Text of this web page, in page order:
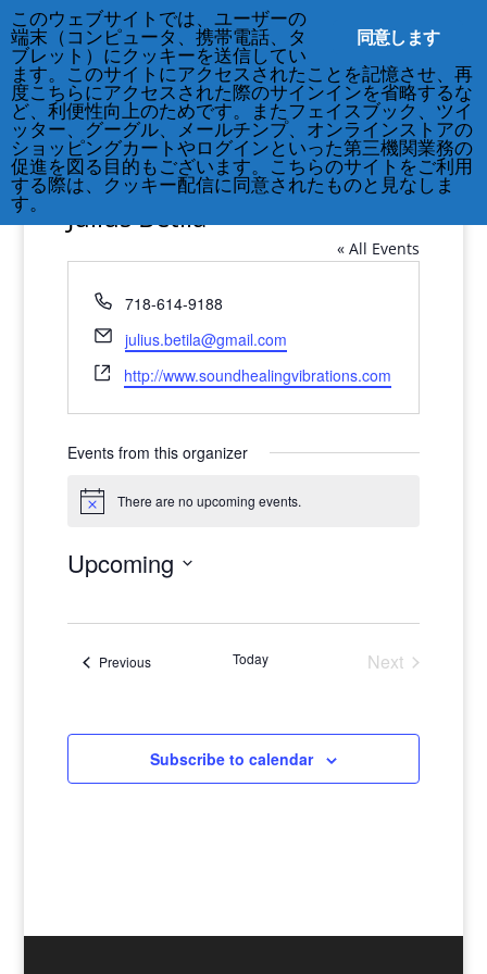
212-677-8621 info@crsny.org
Julius Betila
« All Events
Phone
718-614-9188
Email
julius.betila@gmail.com
Website
http://www.soundhealingvibrations.com
Events from this organizer
Notice There are no upcoming events.
Upcoming
PreviousEvents Today
Next
Subscribe to calendar
同意します
このウェブサイトでは、ユーザーの
端末（コンピュータ、携帯電話、タ
ブレット）にクッキーを送信してい
ます。このサイトにアクセスされたことを記憶させ、再
度こちらにアクセスされた際のサインインを省略するな
ど、利便性向上のためです。またフェイスブック、ツイ
ッター、グーグル、メールチンプ、オンラインストアの
ショッピングカートやログインといった第三機関業務の
促進を図る目的もございます。こちらのサイトをご利用
する際は、クッキー配信に同意されたものと見なしま
す。